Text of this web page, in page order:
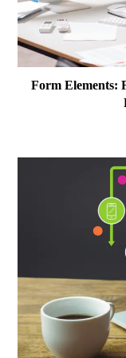
Form Elements: